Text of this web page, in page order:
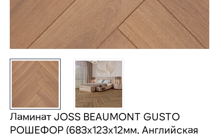
Ламинат JOSS BEAUMONT GUSTO
РОШЕФОР (683х123х12мм, Английская